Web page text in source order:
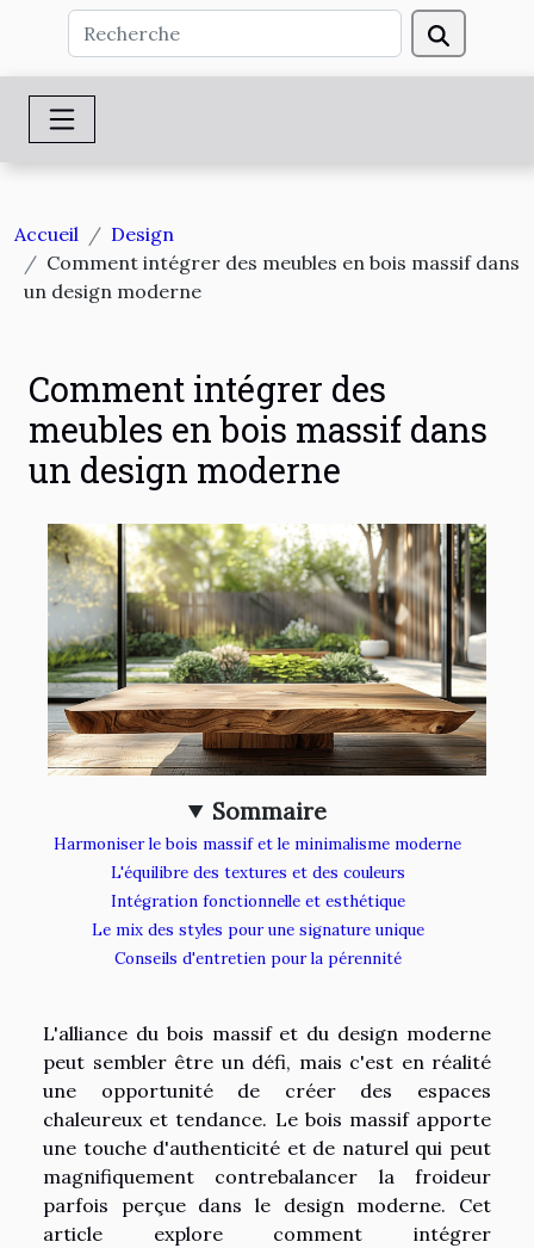
Accueil
Design
Comment intégrer des meubles en bois massif dans
un design moderne
Comment intégrer des
meubles en bois massif dans
un design moderne
Sommaire
Harmoniser le bois massif et le minimalisme moderne
L'équilibre des textures et des couleurs
Intégration fonctionnelle et esthétique
Le mix des styles pour une signature unique
Conseils d'entretien pour la pérennité
L'alliance du bois massif et du design moderne
peut sembler être un défi, mais c'est en réalité
une opportunité de créer des espaces
chaleureux et tendance. Le bois massif apporte
une touche d'authenticité et de naturel qui peut
magnifiquement contrebalancer la froideur
parfois perçue dans le design moderne. Cet
article explore comment intégrer